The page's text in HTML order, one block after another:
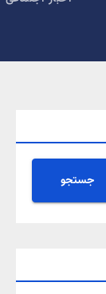
جستجو